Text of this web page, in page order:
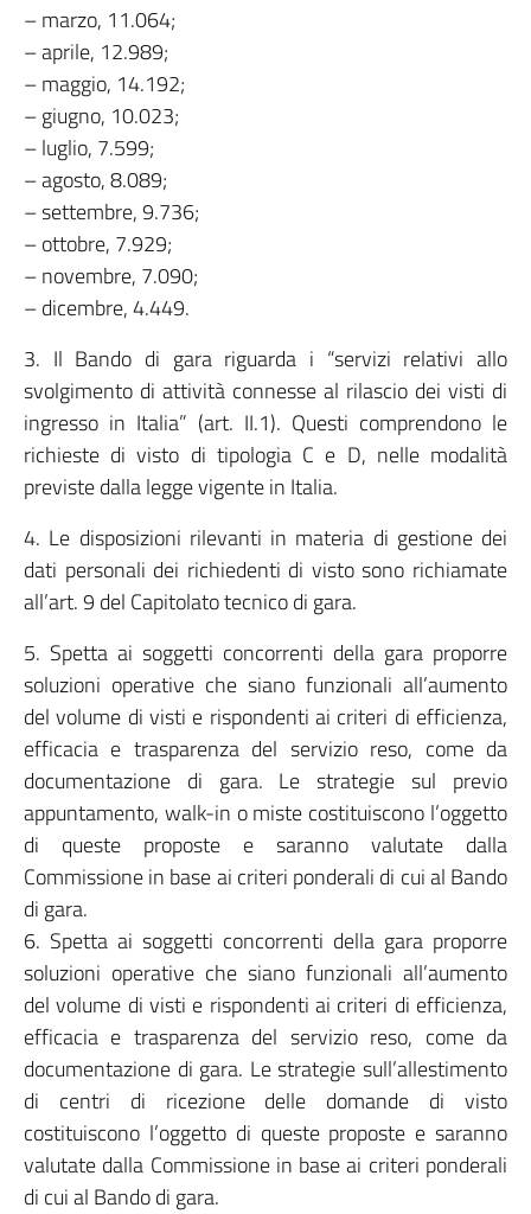
– marzo, 11.064;
– aprile, 12.989;
– maggio, 14.192;
– giugno, 10.023;
– luglio, 7.599;
– agosto, 8.089;
– settembre, 9.736;
– ottobre, 7.929;
– novembre, 7.090;
– dicembre, 4.449.
3. Il Bando di gara riguarda i “servizi relativi allo
svolgimento di attività connesse al rilascio dei visti di
ingresso in Italia” (art. II.1). Questi comprendono le
richieste di visto di tipologia C e D, nelle modalità
previste dalla legge vigente in Italia.
4. Le disposizioni rilevanti in materia di gestione dei
dati personali dei richiedenti di visto sono richiamate
all’art. 9 del Capitolato tecnico di gara.
5. Spetta ai soggetti concorrenti della gara proporre
soluzioni operative che siano funzionali all’aumento
del volume di visti e rispondenti ai criteri di efficienza,
efficacia e trasparenza del servizio reso, come da
documentazione di gara. Le strategie sul previo
appuntamento, walk-in o miste costituiscono l’oggetto
di queste proposte e saranno valutate dalla
Commissione in base ai criteri ponderali di cui al Bando
di gara.
6. Spetta ai soggetti concorrenti della gara proporre
soluzioni operative che siano funzionali all’aumento
del volume di visti e rispondenti ai criteri di efficienza,
efficacia e trasparenza del servizio reso, come da
documentazione di gara. Le strategie sull’allestimento
di centri di ricezione delle domande di visto
costituiscono l’oggetto di queste proposte e saranno
valutate dalla Commissione in base ai criteri ponderali
di cui al Bando di gara.